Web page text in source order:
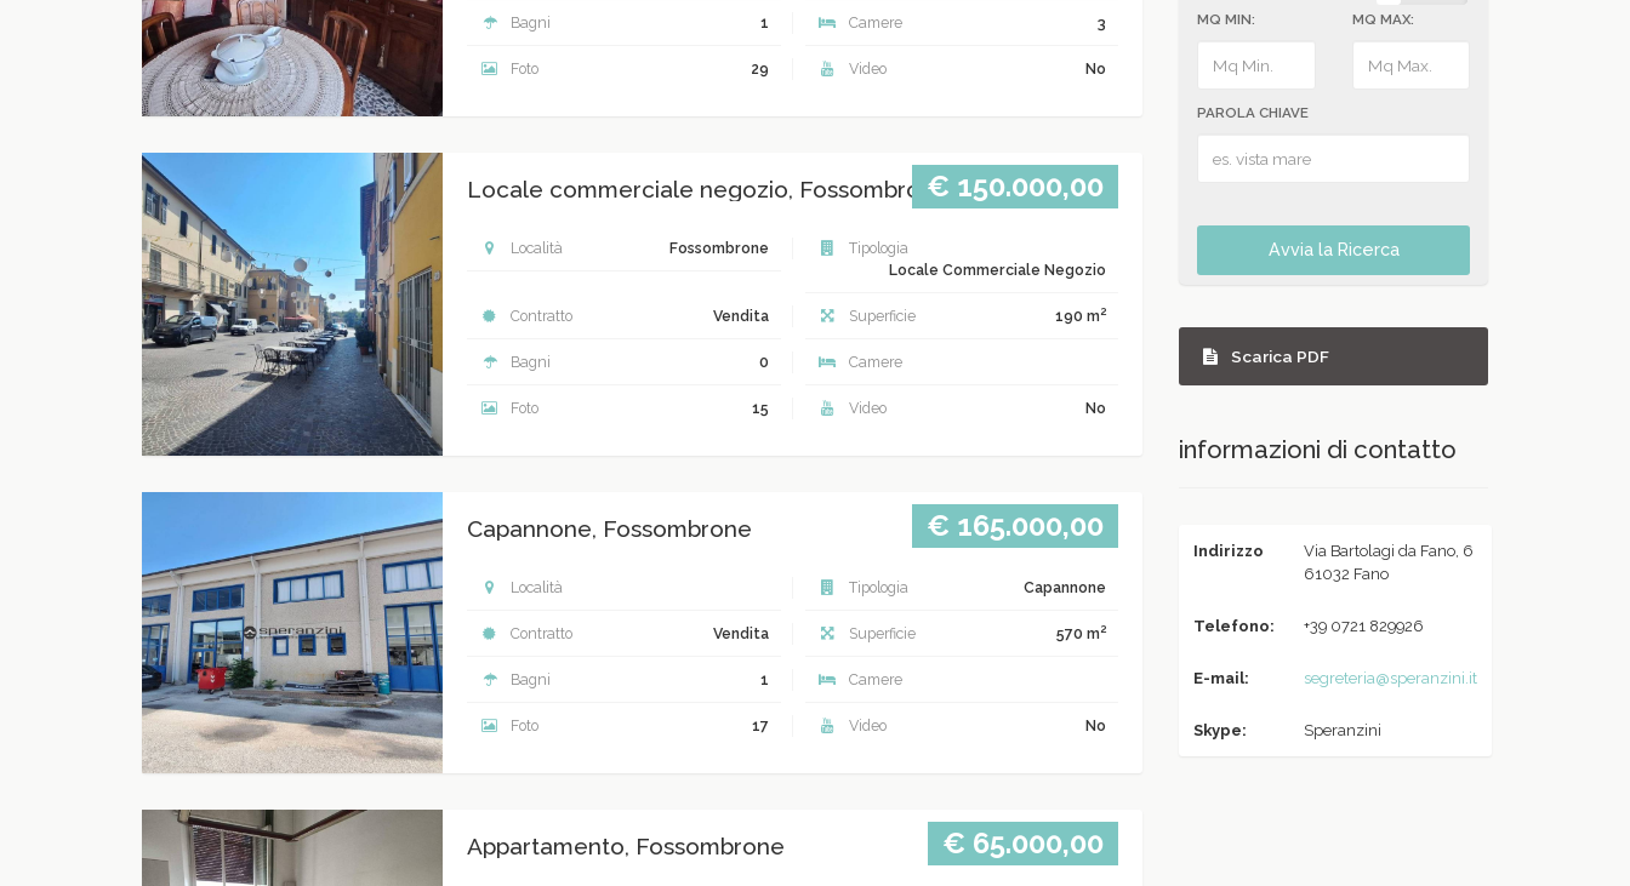
Bagni 1 Camere 3
Foto 29 Video No
Locale commerciale negozio, Fossombrone€ 150.000,00
Località Fossombrone
Tipologia
Locale Commerciale Negozio
Contratto Vendita Superficie 190 m2
Bagni 0 Camere
Foto 15 Video No
Capannone, Fossombrone € 165.000,00
Località Tipologia Capannone
Contratto Vendita Superficie 570 m2
Bagni 1 Camere
Foto 17 Video No
Appartamento, Fossombrone € 65.000,00
MQ MIN: MQ MAX:
PAROLA CHIAVE
Avvia la Ricerca
Scarica PDF
informazioni di contatto
Indirizzo
Via Bartolagi da Fano, 6
61032 Fano
Telefono: +39 0721 829926
E-mail: segreteria@speranzini.it
Skype: Speranzini